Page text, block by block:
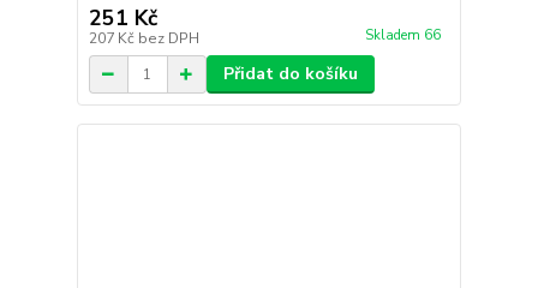
251 Kč
207 Kč bez DPH Skladem 66
Přidat do košíku